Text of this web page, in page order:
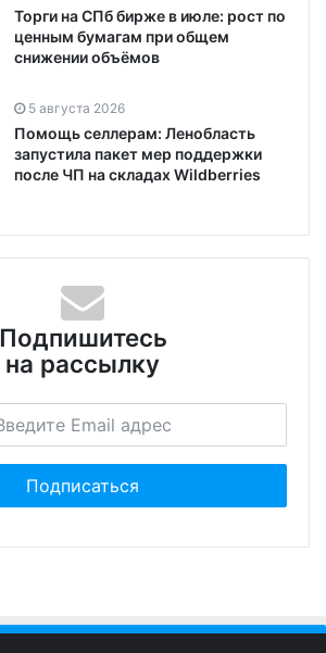
Торги на СПб бирже в июле: рост по
ценным бумагам при общем
снижении объёмов
5 августа 2026
Помощь селлерам: Ленобласть
запустила пакет мер поддержки
после ЧП на складах Wildberries
Подпишитесь
на рассылку